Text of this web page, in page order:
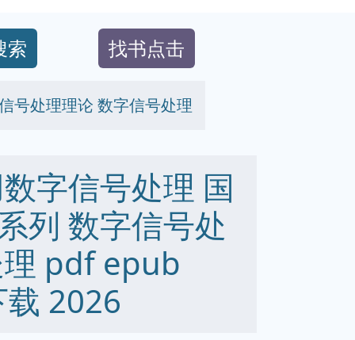
索 找书点击
号处理理论 数字信号处理
字信号处理 国
列 数字信号处
pdf epub
2026